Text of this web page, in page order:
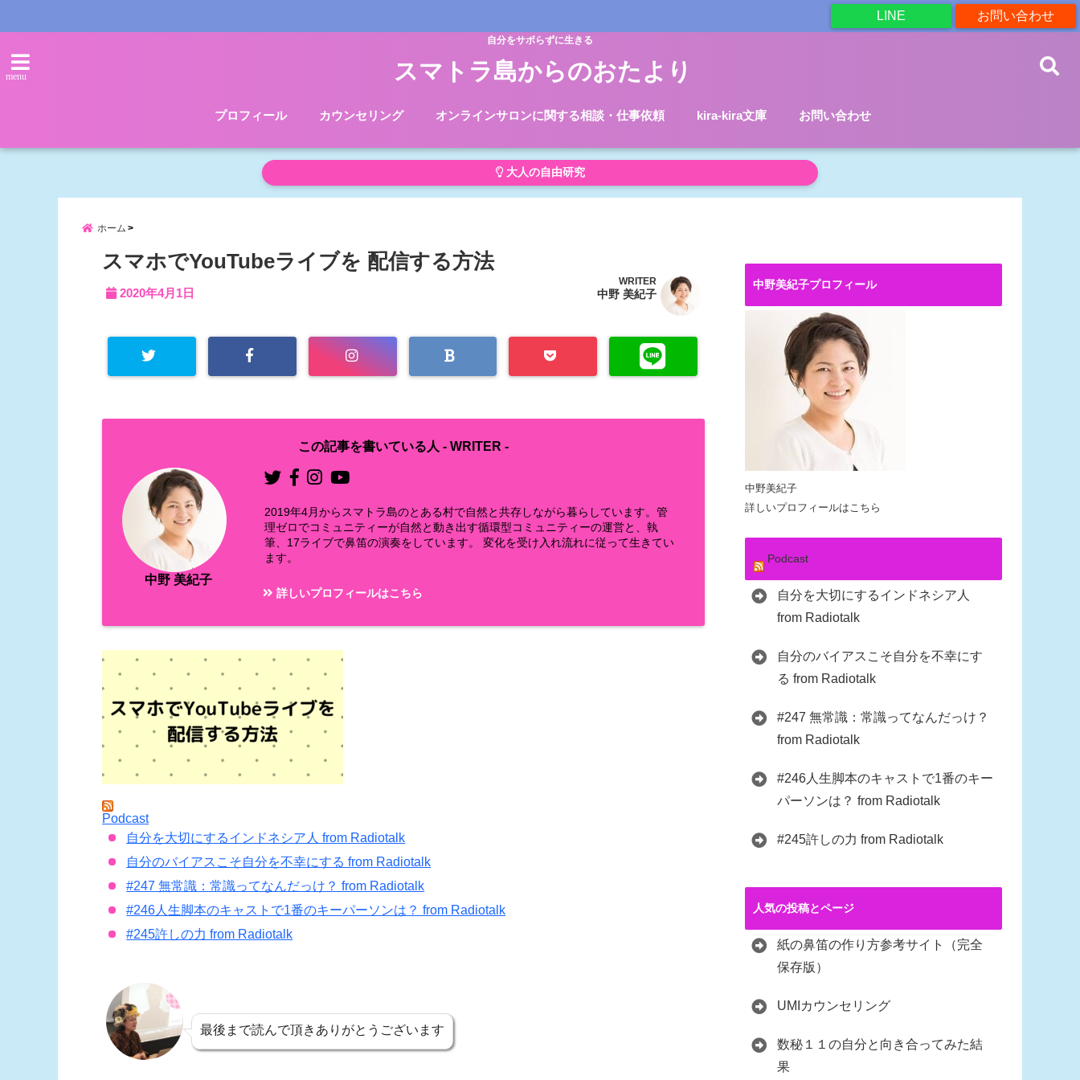
お問い合わせ
LINE
自分をサボらずに生きる
menu スマトラ島からのおたより
プロフィール カウンセリング オンラインサロンに関する相談・仕事依頼 kira-kira文庫 お問い合わせ
大人の自由研究
ホーム
スマホでYouTubeライブを 配信する方法
2020年4月1日
WRITER
中野 美紀子
この記事を書いている人 - WRITER -
中野 美紀子
2019年4月からスマトラ島のとある村で自然と共存しながら暮らしています。管
理ゼロでコミュニティーが自然と動き出す循環型コミュニティーの運営と、執
筆、17ライブで鼻笛の演奏をしています。 変化を受け入れ流れに従って生きてい
ます。
詳しいプロフィールはこちら
Podcast
自分を大切にするインドネシア人 from Radiotalk
自分のバイアスこそ自分を不幸にする from Radiotalk
#247 無常識：常識ってなんだっけ？ from Radiotalk
#246人生脚本のキャストで1番のキーパーソンは？ from Radiotalk
#245許しの力 from Radiotalk
最後まで読んで頂きありがとうございます
中野美紀子プロフィール
中野美紀子
詳しいプロフィールはこちら
Podcast
自分を大切にするインドネシア人
from Radiotalk
自分のバイアスこそ自分を不幸にす
る from Radiotalk
#247 無常識：常識ってなんだっけ？
from Radiotalk
#246人生脚本のキャストで1番のキー
パーソンは？ from Radiotalk
#245許しの力 from Radiotalk
人気の投稿とページ
紙の鼻笛の作り方参考サイト（完全
保存版）
UMIカウンセリング
数秘１１の自分と向き合ってみた結
果